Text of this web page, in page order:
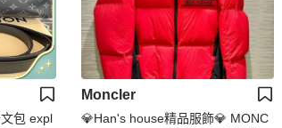
包 expl
Moncler
💎Han's house精品服飾💎 MONC